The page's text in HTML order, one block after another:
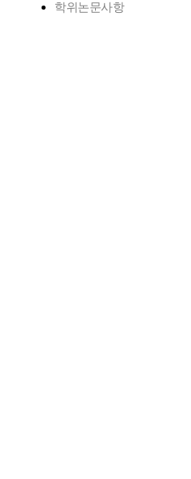
학위논문사항